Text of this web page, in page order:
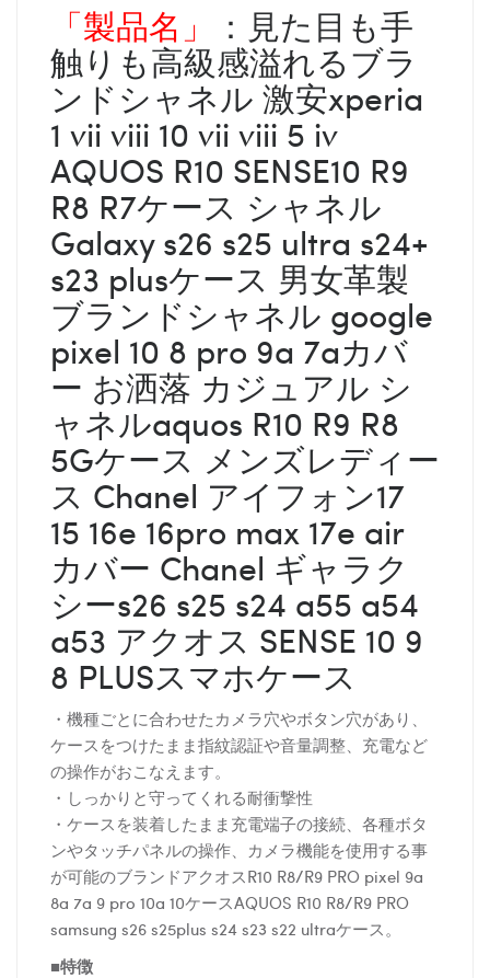
「製品名」 ：見た目も手
触りも高級感溢れるブラ
ンドシャネル 激安xperia
1 vii viii 10 vii viii 5 iv
AQUOS R10 SENSE10 R9
R8 R7ケース シャネル
Galaxy s26 s25 ultra s24+
s23 plusケース 男女革製
ブランドシャネル google
pixel 10 8 pro 9a 7aカバ
ー お洒落 カジュアル シ
ャネルaquos R10 R9 R8
5Gケース メンズレディー
ス Chanel アイフォン17
15 16e 16pro max 17e air
カバー Chanel ギャラク
シーs26 s25 s24 a55 a54
a53 アクオス SENSE 10 9
8 PLUSスマホケース
・機種ごとに合わせたカメラ穴やボタン穴があり、
ケースをつけたまま指紋認証や音量調整、充電など
の操作がおこなえます。
・しっかりと守ってくれる耐衝撃性
・ケースを装着したまま充電端子の接続、各種ボタ
ンやタッチパネルの操作、カメラ機能を使用する事
が可能のブランドアクオスR10 R8/R9 PRO pixel 9a
8a 7a 9 pro 10a 10ケースAQUOS R10 R8/R9 PRO
samsung s26 s25plus s24 s23 s22 ultraケース。
■特徴